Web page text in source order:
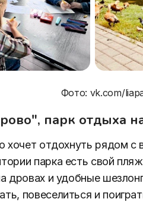
Фото: vk.com/
парк отдыха
хочет отдохнуть рядом
парка есть свой
дровах и удобные
повеселиться и